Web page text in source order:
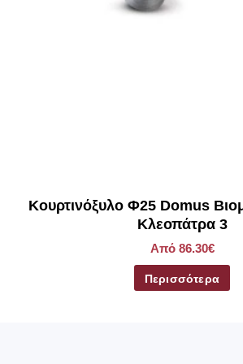
Κουρτινόξυλο Φ25 Domus
Κλεοπάτρα 3
Από 86.30€
Περισσότερα